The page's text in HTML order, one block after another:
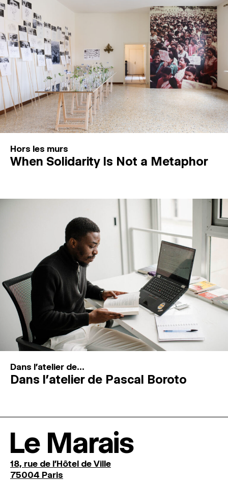
Hors les murs
When Solidarity Is Not a Metaphor
Dans l'atelier de...
Dans l’atelier de Pascal Boroto
Le Marais
18, rue de l'Hôtel de Ville
75004 Paris